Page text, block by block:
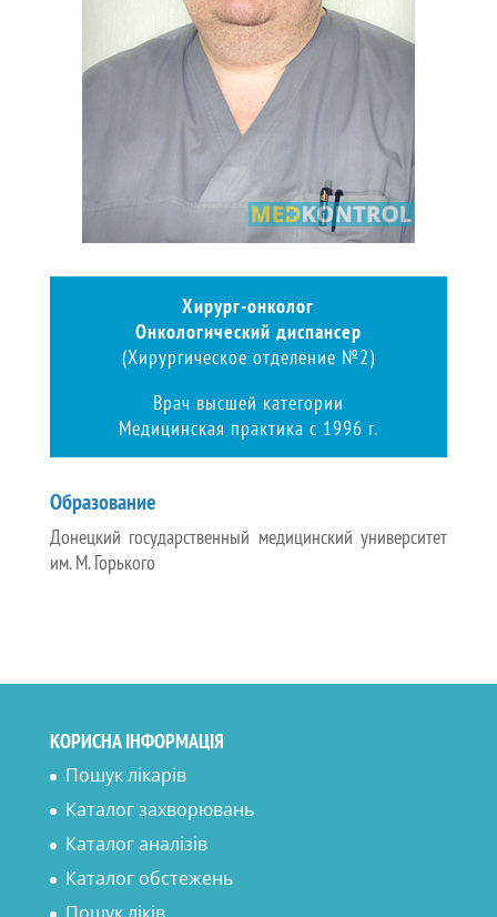
Хирург-онколог
Онкологический диспансер
(Хирургическое отделение №2)
Врач высшей категории
Медицинская практика с 1996 г.
Образование
Донецкий государственный медицинский университет
им. М. Горького
КОРИСНА ІНФОРМАЦІЯ
Пошук лікарів
Каталог захворювань
Каталог аналізів
Каталог обстежень